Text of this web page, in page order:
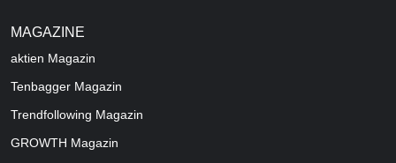
MAGAZINE
aktien Magazin
Tenbagger Magazin
Trendfollowing Magazin
GROWTH Magazin